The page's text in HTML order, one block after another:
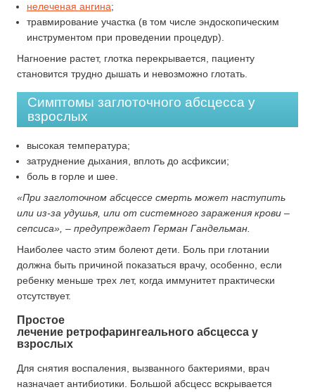
нелеченая ангина;
травмирование участка (в том числе эндоскопическим
инструментом при проведении процедур).
Нагноение растет, глотка перекрывается, пациенту
становится трудно дышать и невозможно глотать.
Симптомы заглоточного абсцесса у
взрослых
высокая температура;
затруднение дыхания, вплоть до асфиксии;
боль в горле и шее.
«При заглоточном абсцессе смерть может наступить
или из-за удушья, или от системного заражения крови –
сепсиса», – предупреждает Герман Гандельман.
Наиболее часто этим болеют дети. Боль при глотании
должна быть причиной показаться врачу, особенно, если
ребенку меньше трех лет, когда иммунитет практически
отсутствует.
Простое
лечение ретрофарингеального абсцесса у
взрослых
Для снятия воспаления, вызванного бактериями, врач
назначает антибиотики. Большой абсцесс вскрывается